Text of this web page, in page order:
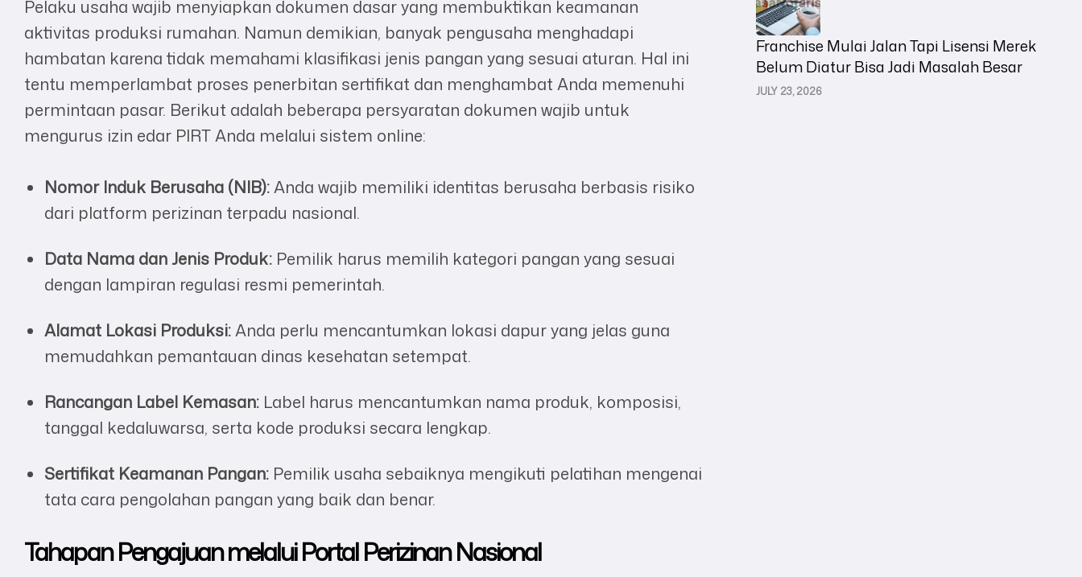
Pelaku usaha wajib menyiapkan dokumen dasar yang membuktikan keamanan
aktivitas produksi rumahan. Namun demikian, banyak pengusaha menghadapi
hambatan karena tidak memahami klasifikasi jenis pangan yang sesuai aturan. Hal ini
tentu memperlambat proses penerbitan sertifikat dan menghambat Anda memenuhi
permintaan pasar. Berikut adalah beberapa persyaratan dokumen wajib untuk
mengurus izin edar PIRT Anda melalui sistem online:
Nomor Induk Berusaha (NIB):Anda wajib memiliki identitas berusaha berbasis risiko
dari platform perizinan terpadu nasional.
Data Nama dan Jenis Produk: Pemilik harus memilih kategori pangan yang sesuai
dengan lampiran regulasi resmi pemerintah.
Alamat Lokasi Produksi:Anda perlu mencantumkan lokasi dapur yang jelas guna
memudahkan pemantauan dinas kesehatan setempat.
Rancangan Label Kemasan: Label harus mencantumkan nama produk, komposisi,
tanggal kedaluwarsa, serta kode produksi secara lengkap.
Sertifikat Keamanan Pangan: Pemilik usaha sebaiknya mengikuti pelatihan mengenai
tata cara pengolahan pangan yang baik dan benar.
Tahapan Pengajuan melalui Portal Perizinan Nasional
JULY 23, 2026
Franchise Mulai Jalan Tapi Lisensi Merek
Belum Diatur Bisa Jadi Masalah Besar